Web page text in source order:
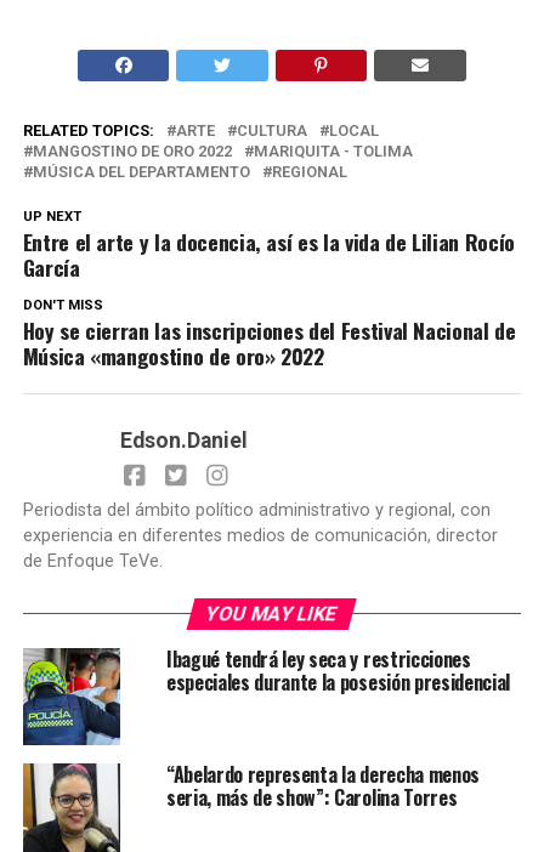
RELATED TOPICS: ARTE CULTURA
LOCAL
MANGOSTINO DE ORO 2022
MARIQUITA - TOLIMA
MÚSICA DEL DEPARTAMENTO
REGIONAL
UP NEXT
Entre el arte y la docencia, así es la vida de Lilian Rocío
García
DON'T MISS
Hoy se cierran las inscripciones del Festival Nacional de
Música «mangostino de oro» 2022
Edson.Daniel
Periodista del ámbito político administrativo y regional, con
experiencia en diferentes medios de comunicación, director
de Enfoque TeVe.
YOU MAY LIKE
Ibagué tendrá ley seca y restricciones
especiales durante la posesión presidencial
“Abelardo representa la derecha menos
seria, más de show”: Carolina Torres